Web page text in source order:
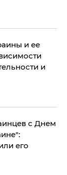
и ее
и
с Днем
его